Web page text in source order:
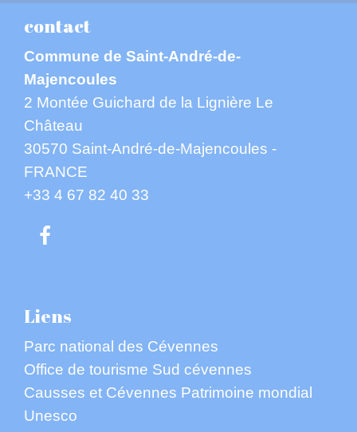
contact
Commune de Saint-André-de-
Majencoules
2 Montée Guichard de la Lignière Le
Château
30570 Saint-André-de-Majencoules -
FRANCE
+33 4 67 82 40 33
Liens
Parc national des Cévennes
Office de tourisme Sud cévennes
Causses et Cévennes Patrimoine mondial
Unesco